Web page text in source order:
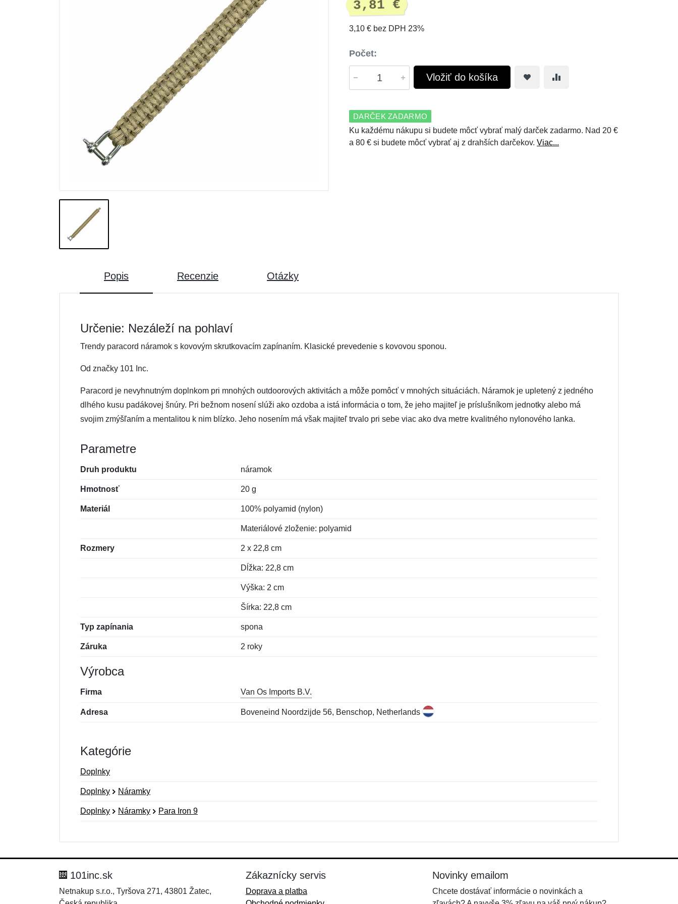
3,81 €
3,10 € bez DPH 23%
Počet:
Vložiť do košíka
DARČEK ZADARMO
Ku každému nákupu si budete môcť vybrať malý darček zadarmo. Nad 20 €
a 80 € si budete môcť vybrať aj z drahších darčekov. Viac...
Popis Recenzie Otázky
Určenie: Nezáleží na pohlaví
Trendy paracord náramok s kovovým skrutkovacím zapínaním. Klasické prevedenie s kovovou sponou.
Od značky 101 Inc.
Paracord je nevyhnutným doplnkom pri mnohých outdoorových aktivitách a môže pomôcť v mnohých situáciách. Náramok je upletený z jedného
dlhého kusu padákovej šnúry. Pri bežnom nosení slúži ako ozdoba a istá informácia o tom, že jeho majiteľ je príslušníkom jednotky alebo má
svojim zmýšľaním a mentalitou k nim blízko. Jeho nosením má však majiteľ trvalo pri sebe viac ako dva metre kvalitného nylonového lanka.
Parametre
Druh produktu náramok
Hmotnosť 20 g
Materiál 100% polyamid (nylon)
Materiálové zloženie: polyamid
Rozmery 2 x 22,8 cm
Dĺžka: 22,8 cm
Výška: 2 cm
Šírka: 22,8 cm
Typ zapínania spona
Záruka 2 roky
Výrobca
Firma Van Os Imports B.V.
Adresa Boveneind Noordzijde 56, Benschop, Netherlands
Kategórie
Doplnky
Doplnky Náramky
Doplnky Náramky Para Iron 9
101inc.sk
Netnakup s.r.o., Tyršova 271, 43801 Žatec,
Zákaznícky servis
Doprava a platba
Novinky emailom
Chcete dostávať informácie o novinkách a